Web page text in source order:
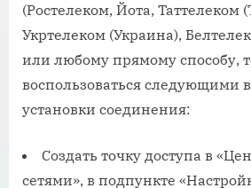
(Ростелеком, Йота, Таттелеком
Укртелеком (Украина),
или любому прямому способу,
воспользоваться следующими
установки соединения:
Создать точку доступа в
сетями», в подпункте